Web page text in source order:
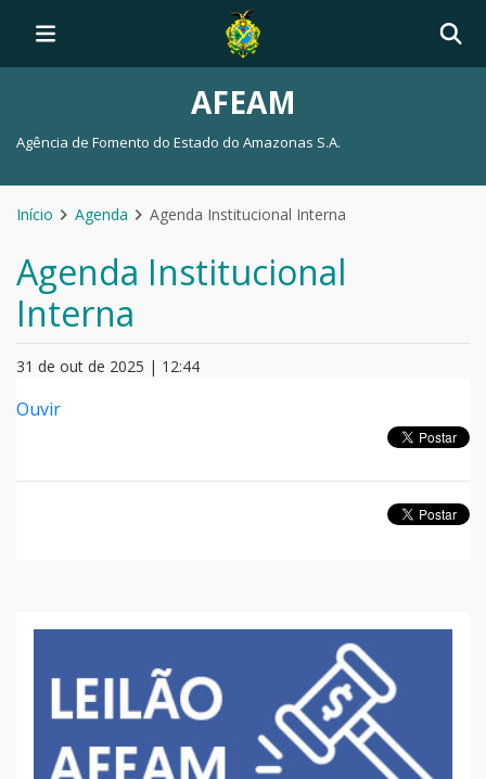
AFEAM
Agência de Fomento do Estado do Amazonas S.A.
Início Agenda Agenda Institucional Interna
Agenda Institucional
Interna
31 de out de 2025 | 12:44
Ouvir